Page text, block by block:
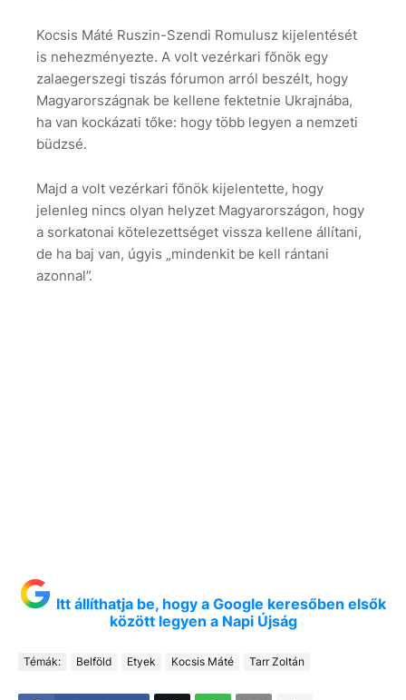
Kocsis Máté Ruszin-Szendi Romulusz kijelentését
is nehezményezte. A volt vezérkari főnök egy
zalaegerszegi tiszás fórumon arról beszélt, hogy
Magyarországnak be kellene fektetnie Ukrajnába,
ha van kockázati tőke: hogy több legyen a nemzeti
büdzsé.
Majd a volt vezérkari főnök kijelentette, hogy
jelenleg nincs olyan helyzet Magyarországon, hogy
a sorkatonai kötelezettséget vissza kellene állítani,
de ha baj van, úgyis „mindenkit be kell rántani
azonnal”.
Itt állíthatja be, hogy a Google keresőben elsők
között legyen a Napi Újság
Témák: Belföld Etyek Kocsis Máté Tarr Zoltán